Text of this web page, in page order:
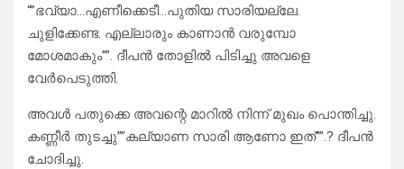
“”ഭവ്യാ…എണീക്കെടീ…പുതിയ സാരിയല്ലേ.
ചുളിക്കേണ്ട. എല്ലാരും കാണാൻ വരുമ്പോ
മോശമാകും””. ദീപൻ തോളിൽ പിടിച്ചു അവളെ
വേർപെടുത്തി.
അവൾ പതുക്കെ അവന്റെ മാറിൽ നിന്ന് മുഖം പൊന്തിച്ചു.
കണ്ണീർ തുടച്ചു””കല്യാണ സാരി ആണോ ഇത്””.? ദീപൻ
ചോദിച്ചു.